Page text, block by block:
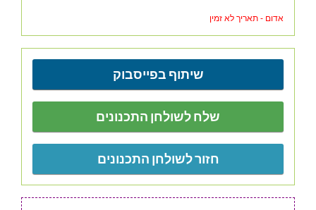
אדום - תאריך לא זמין
שיתוף בפייסבוק
שלח לשולחן התכנונים
חזור לשולחן התכנונים